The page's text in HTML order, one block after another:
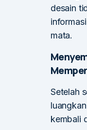
desain
mata.
Setelah
kembali